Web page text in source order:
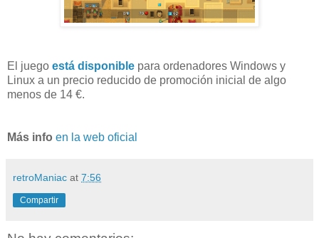
El juego está disponible para ordenadores Windows y
Linux a un precio reducido de promoción inicial de algo
menos de 14 €.
Más info en la web oficial
retroManiac at 7:56
Compartir